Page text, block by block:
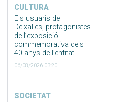
CULTURA
Els usuaris de
Deixalles, protagonistes
de l’exposició
commemorativa dels
40 anys de l’entitat
06/08/2026 03:20
SOCIETAT